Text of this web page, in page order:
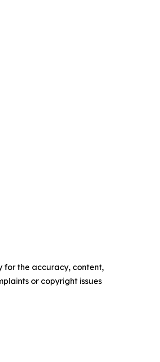
for the accuracy, content,
or copyright issues